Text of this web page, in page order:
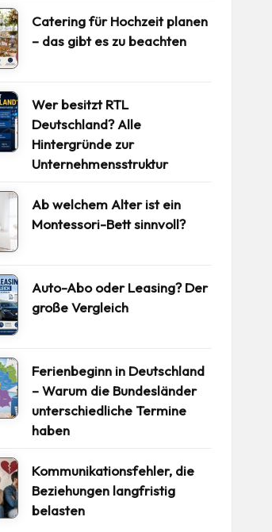
Catering für Hochzeit planen
– das gibt es zu beachten
Wer besitzt RTL
Deutschland? Alle
Hintergründe zur
Unternehmensstruktur
Ab welchem Alter ist ein
Montessori-Bett sinnvoll?
Auto-Abo oder Leasing? Der
große Vergleich
Ferienbeginn in Deutschland
– Warum die Bundesländer
unterschiedliche Termine
haben
Kommunikationsfehler, die
Beziehungen langfristig
belasten